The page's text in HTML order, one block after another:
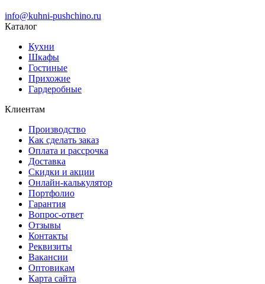
info@kuhni-pushchino.ru
Каталог
Кухни
Шкафы
Гостиные
Прихожие
Гардеробные
Клиентам
Производство
Как сделать заказ
Оплата и рассрочка
Доставка
Скидки и акции
Онлайн-калькулятор
Портфолио
Гарантия
Вопрос-ответ
Отзывы
Контакты
Реквизиты
Вакансии
Оптовикам
Карта сайта